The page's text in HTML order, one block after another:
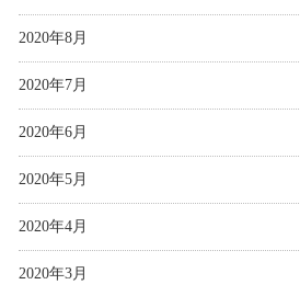
2020年8月
2020年7月
2020年6月
2020年5月
2020年4月
2020年3月